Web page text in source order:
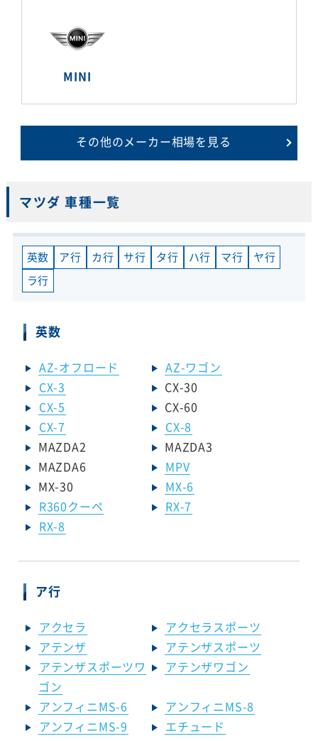
MINI
その他のメーカー相場を見る
マツダ 車種一覧
英数 ア行 カ行 サ行 タ行 ハ行 マ行
ヤ行
ラ行
英数
AZ-オフロード
AZ-ワゴン
CX-3
CX-30
CX-5
CX-60
CX-7
CX-8
MAZDA2
MAZDA3
MAZDA6
MPV
MX-30
MX-6
R360クーペ
RX-7
RX-8
ア行
アクセラ
アクセラスポーツ
アテンザ
アテンザスポーツ
アテンザスポーツワ
ゴン
アテンザワゴン
アンフィニMS-6
アンフィニMS-8
アンフィニMS-9
エチュード